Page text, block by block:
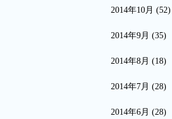
2014年10月 (52)
2014年9月 (35)
2014年8月 (18)
2014年7月 (28)
2014年6月 (28)